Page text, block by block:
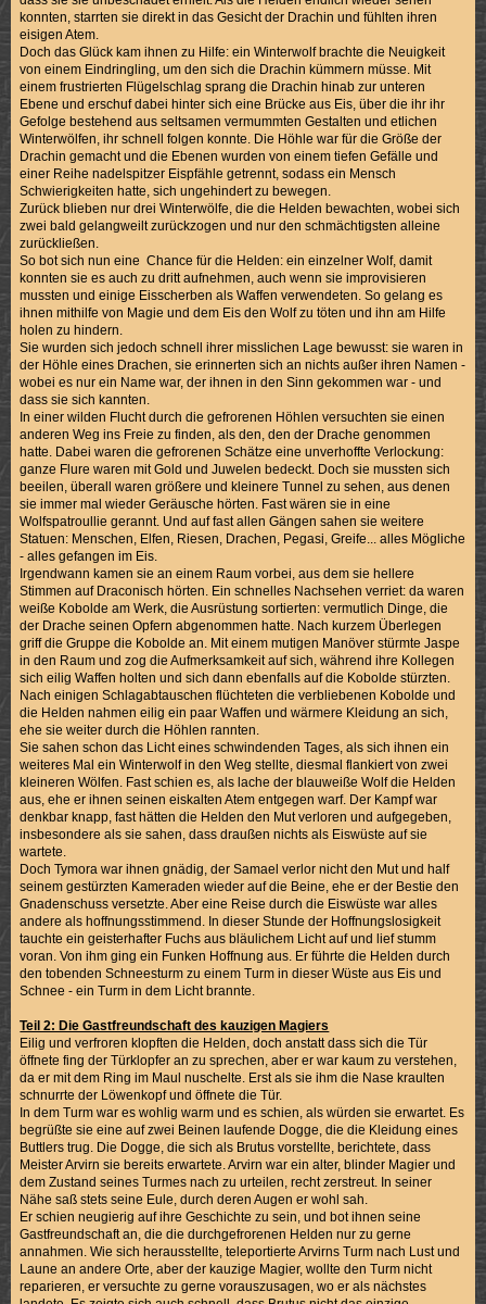
konnten, starrten sie direkt in das Gesicht der Drachin und fühlten ihren
eisigen Atem.
Doch das Glück kam ihnen zu Hilfe: ein Winterwolf brachte die Neuigkeit
von einem Eindringling, um den sich die Drachin kümmern müsse. Mit
einem frustrierten Flügelschlag sprang die Drachin hinab zur unteren
Ebene und erschuf dabei hinter sich eine Brücke aus Eis, über die ihr ihr
Gefolge bestehend aus seltsamen vermummten Gestalten und etlichen
Winterwölfen, ihr schnell folgen konnte. Die Höhle war für die Größe der
Drachin gemacht und die Ebenen wurden von einem tiefen Gefälle und
einer Reihe nadelspitzer Eispfähle getrennt, sodass ein Mensch
Schwierigkeiten hatte, sich ungehindert zu bewegen.
Zurück blieben nur drei Winterwölfe, die die Helden bewachten, wobei sich
zwei bald gelangweilt zurückzogen und nur den schmächtigsten alleine
zurückließen.
So bot sich nun eine Chance für die Helden: ein einzelner Wolf, damit
konnten sie es auch zu dritt aufnehmen, auch wenn sie improvisieren
mussten und einige Eisscherben als Waffen verwendeten. So gelang es
ihnen mithilfe von Magie und dem Eis den Wolf zu töten und ihn am Hilfe
holen zu hindern.
Sie wurden sich jedoch schnell ihrer misslichen Lage bewusst: sie waren in
der Höhle eines Drachen, sie erinnerten sich an nichts außer ihren Namen -
wobei es nur ein Name war, der ihnen in den Sinn gekommen war - und
dass sie sich kannten.
In einer wilden Flucht durch die gefrorenen Höhlen versuchten sie einen
anderen Weg ins Freie zu finden, als den, den der Drache genommen
hatte. Dabei waren die gefrorenen Schätze eine unverhoffte Verlockung:
ganze Flure waren mit Gold und Juwelen bedeckt. Doch sie mussten sich
beeilen, überall waren größere und kleinere Tunnel zu sehen, aus denen
sie immer mal wieder Geräusche hörten. Fast wären sie in eine
Wolfspatroullie gerannt. Und auf fast allen Gängen sahen sie weitere
Statuen: Menschen, Elfen, Riesen, Drachen, Pegasi, Greife... alles Mögliche
- alles gefangen im Eis.
Irgendwann kamen sie an einem Raum vorbei, aus dem sie hellere
Stimmen auf Draconisch hörten. Ein schnelles Nachsehen verriet: da waren
weiße Kobolde am Werk, die Ausrüstung sortierten: vermutlich Dinge, die
der Drache seinen Opfern abgenommen hatte. Nach kurzem Überlegen
griff die Gruppe die Kobolde an. Mit einem mutigen Manöver stürmte Jaspe
in den Raum und zog die Aufmerksamkeit auf sich, während ihre Kollegen
sich eilig Waffen holten und sich dann ebenfalls auf die Kobolde stürzten.
Nach einigen Schlagabtauschen flüchteten die verbliebenen Kobolde und
die Helden nahmen eilig ein paar Waffen und wärmere Kleidung an sich,
ehe sie weiter durch die Höhlen rannten.
Sie sahen schon das Licht eines schwindenden Tages, als sich ihnen ein
weiteres Mal ein Winterwolf in den Weg stellte, diesmal flankiert von zwei
kleineren Wölfen. Fast schien es, als lache der blauweiße Wolf die Helden
aus, ehe er ihnen seinen eiskalten Atem entgegen warf. Der Kampf war
denkbar knapp, fast hätten die Helden den Mut verloren und aufgegeben,
insbesondere als sie sahen, dass draußen nichts als Eiswüste auf sie
wartete.
Doch Tymora war ihnen gnädig, der Samael verlor nicht den Mut und half
seinem gestürzten Kameraden wieder auf die Beine, ehe er der Bestie den
Gnadenschuss versetzte. Aber eine Reise durch die Eiswüste war alles
andere als hoffnungsstimmend. In dieser Stunde der Hoffnungslosigkeit
tauchte ein geisterhafter Fuchs aus bläulichem Licht auf und lief stumm
voran. Von ihm ging ein Funken Hoffnung aus. Er führte die Helden durch
den tobenden Schneesturm zu einem Turm in dieser Wüste aus Eis und
Schnee - ein Turm in dem Licht brannte.
Teil 2: Die Gastfreundschaft des kauzigen Magiers
Eilig und verfroren klopften die Helden, doch anstatt dass sich die Tür
öffnete fing der Türklopfer an zu sprechen, aber er war kaum zu verstehen,
da er mit dem Ring im Maul nuschelte. Erst als sie ihm die Nase kraulten
schnurrte der Löwenkopf und öffnete die Tür.
In dem Turm war es wohlig warm und es schien, als würden sie erwartet. Es
begrüßte sie eine auf zwei Beinen laufende Dogge, die die Kleidung eines
Buttlers trug. Die Dogge, die sich als Brutus vorstellte, berichtete, dass
Meister Arvirn sie bereits erwartete. Arvirn war ein alter, blinder Magier und
dem Zustand seines Turmes nach zu urteilen, recht zerstreut. In seiner
Nähe saß stets seine Eule, durch deren Augen er wohl sah.
Er schien neugierig auf ihre Geschichte zu sein, und bot ihnen seine
Gastfreundschaft an, die die durchgefrorenen Helden nur zu gerne
annahmen. Wie sich herausstellte, teleportierte Arvirns Turm nach Lust und
Laune an andere Orte, aber der kauzige Magier, wollte den Turm nicht
reparieren, er versuchte zu gerne vorauszusagen, wo er als nächstes